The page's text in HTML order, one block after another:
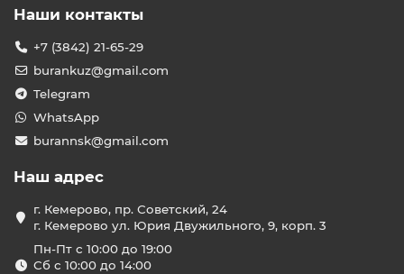
Наши контакты
+7 (3842) 21-65-29
burankuz@gmail.com
Telegram
WhatsApp
burannsk@gmail.com
Наш адрес
г. Кемерово, пр. Советский, 24
г. Кемерово ул. Юрия Двужильного, 9, корп. 3
Пн-Пт с 10:00 до 19:00
Сб с 10:00 до 14:00